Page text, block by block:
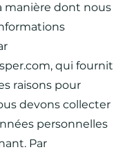
manière dont nous
, qui fournit
raisons pour
devons collecter
personnelles
Par